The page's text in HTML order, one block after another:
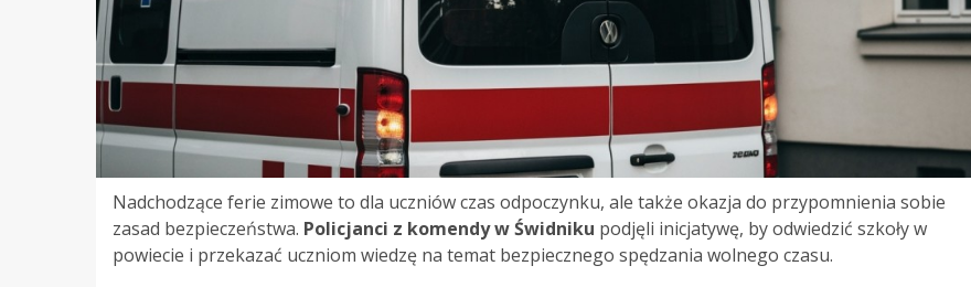
Nadchodzące ferie zimowe to dla uczniów czas odpoczynku, ale także okazja do przypomnienia sobie
zasad bezpieczeństwa. Policjanci z komendy w Świdniku podjęli inicjatywę, by odwiedzić szkoły w
powiecie i przekazać uczniom wiedzę na temat bezpiecznego spędzania wolnego czasu.